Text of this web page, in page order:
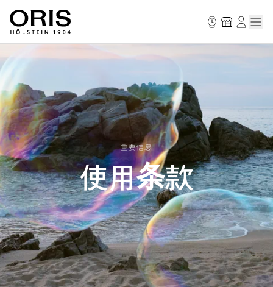
重要信息
使用条款